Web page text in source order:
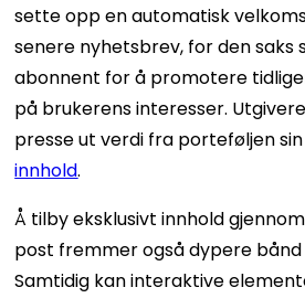
sette opp en automatisk
senere nyhetsbrev, for den saks
abonnent for å promotere
på brukerens interesser.
presse ut verdi fra porteføljen
innhold.
Å tilby eksklusivt innhold
post fremmer også dypere
Samtidig kan interaktive